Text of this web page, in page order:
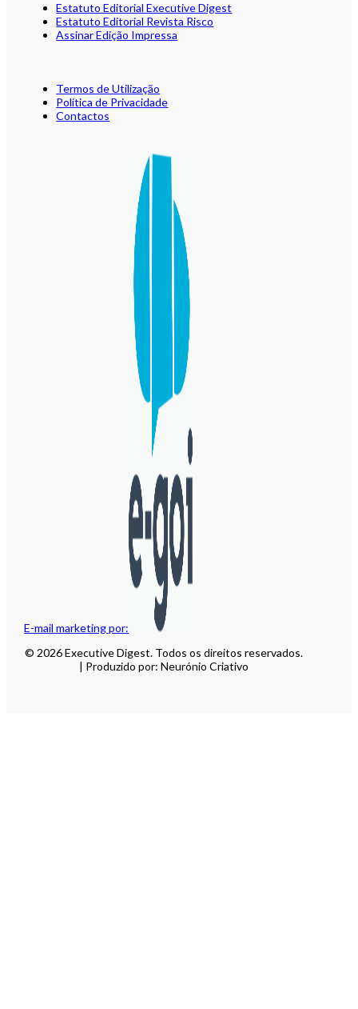
E-mail marketing por:
Estatuto Editorial Executive Digest
Estatuto Editorial Revista Risco
Assinar Edição Impressa
Termos de Utilização
Política de Privacidade
Contactos
© 2026 Executive Digest. Todos os direitos reservados.
| Produzido por: Neurónio Criativo